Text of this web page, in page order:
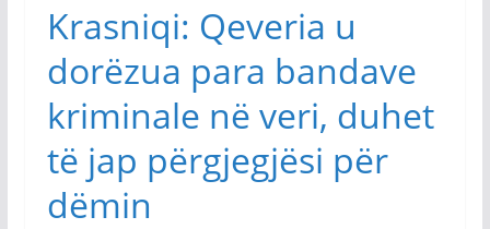
Krasniqi: Qeveria u
dorëzua para bandave
kriminale në veri, duhet
të jap përgjegjësi për
dëmin